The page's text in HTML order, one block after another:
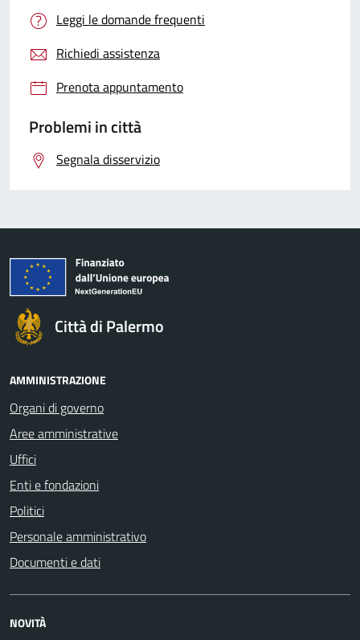
Leggi le domande frequenti
Richiedi assistenza
Prenota appuntamento
Problemi in città
Segnala disservizio
Città di Palermo
AMMINISTRAZIONE
Organi di governo
Aree amministrative
Uffici
Enti e fondazioni
Politici
Personale amministrativo
Documenti e dati
NOVITÀ